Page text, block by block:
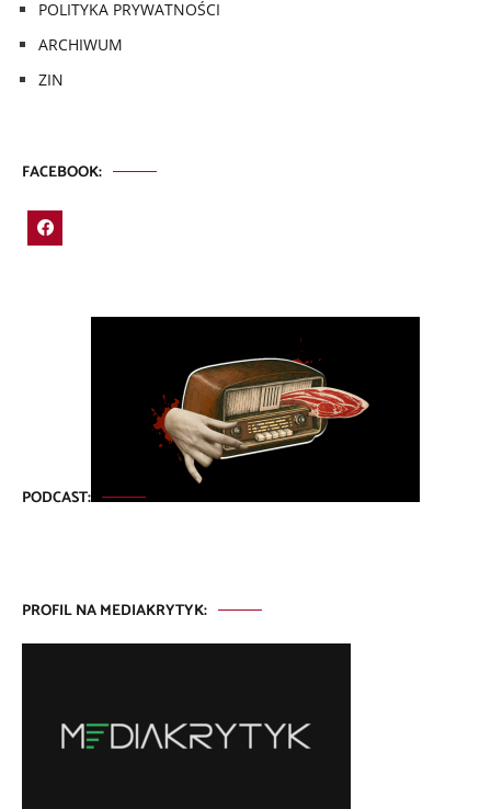
POLITYKA PRYWATNOŚCI
ARCHIWUM
ZIN
FACEBOOK:
PODCAST:
PROFIL NA MEDIAKRYTYK: